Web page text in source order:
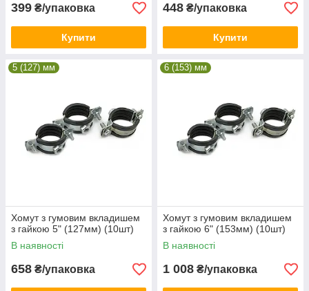
399 ₴/упаковка
Купити
448 ₴/упаковка
Купити
5 (127) мм
Хомут з гумовим вкладишем
з гайкою 5" (127мм) (10шт)
В наявності
658 ₴/упаковка
6 (153) мм
Хомут з гумовим вкладишем
з гайкою 6" (153мм) (10шт)
В наявності
1 008 ₴/упаковка